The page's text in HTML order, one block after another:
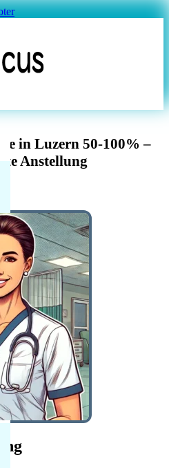
Lohnrechner
als Pflegekraft in der
— und was nicht
in Luzern 50-100% –
Anstellung